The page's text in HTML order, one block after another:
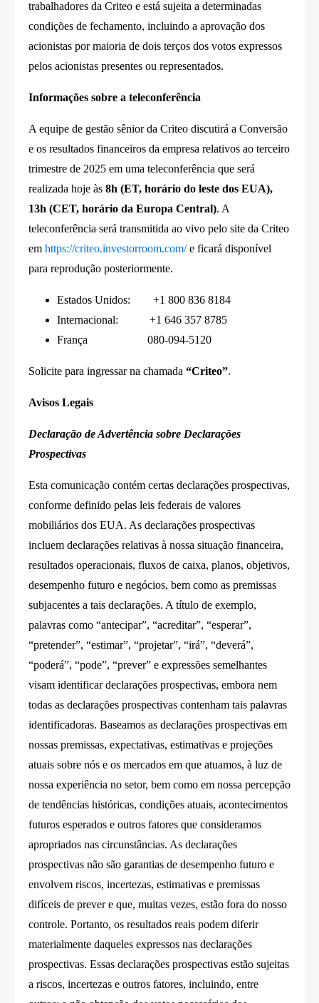
trabalhadores da Criteo e está sujeita a determinadas
condições de fechamento, incluindo a aprovação dos
acionistas por maioria de dois terços dos votos expressos
pelos acionistas presentes ou representados.
Informações sobre a teleconferência
A equipe de gestão sênior da Criteo discutirá a Conversão
e os resultados financeiros da empresa relativos ao terceiro
trimestre de 2025 em uma teleconferência que será
realizada hoje às 8h (ET, horário do leste dos EUA),
13h (CET, horário da Europa Central). A
teleconferência será transmitida ao vivo pelo site da Criteo
em https://criteo.investorroom.com/e ficará disponível
para reprodução posteriormente.
Estados Unidos: +1 800 836 8184
Internacional: +1 646 357 8785
França 080-094-5120
Solicite para ingressar na chamada “Criteo”.
Avisos Legais
Declaração de Advertência sobre Declarações
Prospectivas
Esta comunicação contém certas declarações prospectivas,
conforme definido pelas leis federais de valores
mobiliários dos EUA. As declarações prospectivas
incluem declarações relativas à nossa situação financeira,
resultados operacionais, fluxos de caixa, planos, objetivos,
desempenho futuro e negócios, bem como as premissas
subjacentes a tais declarações. A título de exemplo,
palavras como “antecipar”, “acreditar”, “esperar”,
“pretender”, “estimar”, “projetar”, “irá”, “deverá”,
“poderá”, “pode”, “prever” e expressões semelhantes
visam identificar declarações prospectivas, embora nem
todas as declarações prospectivas contenham tais palavras
identificadoras. Baseamos as declarações prospectivas em
nossas premissas, expectativas, estimativas e projeções
atuais sobre nós e os mercados em que atuamos, à luz de
nossa experiência no setor, bem como em nossa percepção
de tendências históricas, condições atuais, acontecimentos
futuros esperados e outros fatores que consideramos
apropriados nas circunstâncias. As declarações
prospectivas não são garantias de desempenho futuro e
envolvem riscos, incertezas, estimativas e premissas
difíceis de prever e que, muitas vezes, estão fora do nosso
controle. Portanto, os resultados reais podem diferir
materialmente daqueles expressos nas declarações
prospectivas. Essas declarações prospectivas estão sujeitas
a riscos, incertezas e outros fatores, incluindo, entre